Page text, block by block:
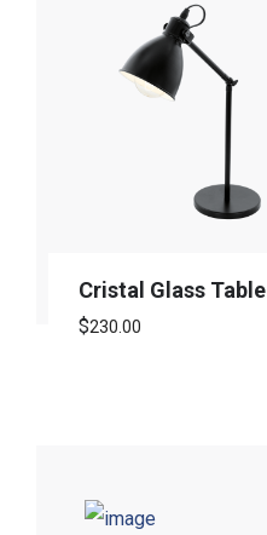
Cristal Glass Table
$230.00